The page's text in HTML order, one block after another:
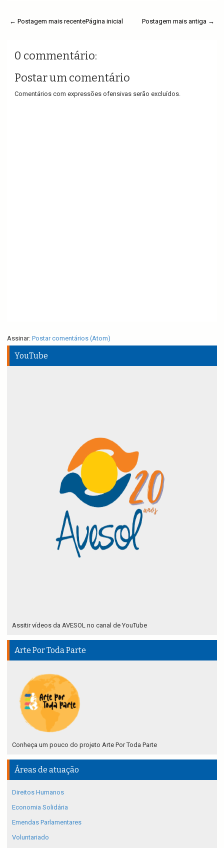
← Postagem mais recente Postagem mais antiga →
Página inicial
0 commentário:
Postar um comentário
Comentários com expressões ofensivas serão excluídos.
Assinar: Postar comentários (Atom)
YouTube
Assitir vídeos da AVESOL no canal de YouTube
Arte Por Toda Parte
Conheça um pouco do projeto Arte Por Toda Parte
Áreas de atuação
Direitos Humanos
Economia Solidária
Emendas Parlamentares
Voluntariado